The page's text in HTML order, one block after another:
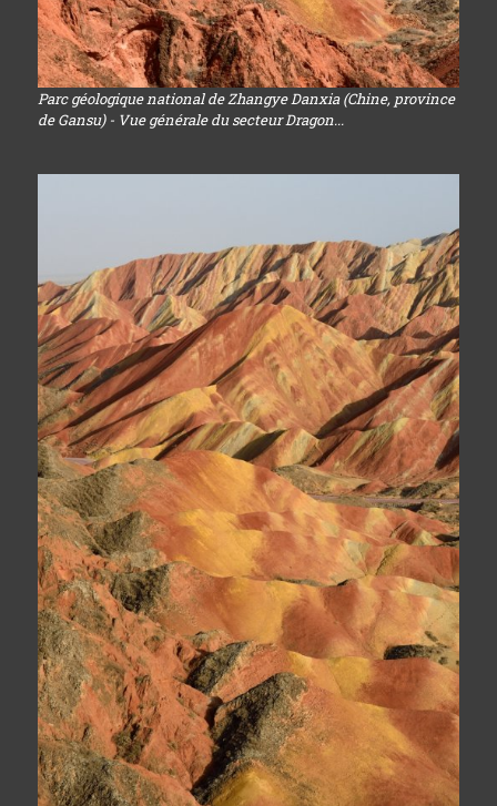
Parc géologique national de Zhangye Danxia (Chine, province
de Gansu) - Vue générale du secteur Dragon...